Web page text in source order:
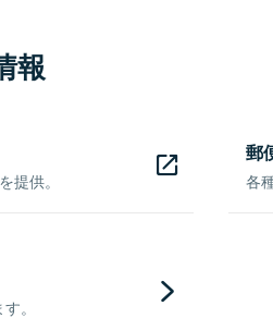
報
提供。
郵
各
。